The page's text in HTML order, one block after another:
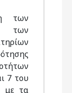
των
των
7 του
με τα